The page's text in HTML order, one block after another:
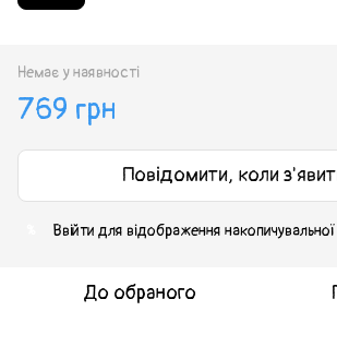
Немає у наявності
769 грн
Повідомити, коли
Ввійти для відображення
До обраного